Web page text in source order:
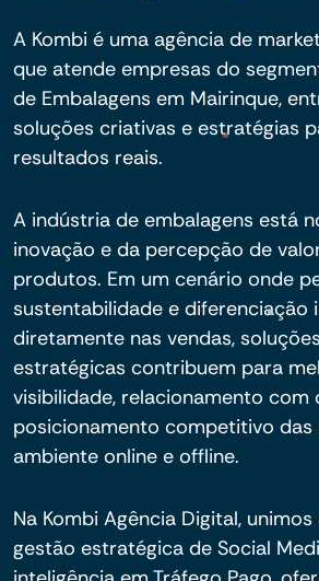
A Kombi é uma agência de
que atende empresas do
de Embalagens em Mairinque,
soluções criativas e estratégias
resultados reais.
A indústria de embalagens está
inovação e da percepção de
produtos. Em um cenário onde
sustentabilidade e diferenciação
diretamente nas vendas,
estratégicas contribuem para
visibilidade, relacionamento com
posicionamento competitivo das
ambiente online e offline.
Na Kombi Agência Digital,
gestão estratégica de Social